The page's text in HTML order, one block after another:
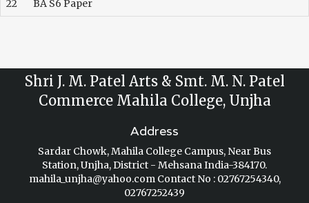
22 BA S6 Paper
Shri J. M. Patel Arts & Smt. M. N. Patel
Commerce Mahila College, Unjha
Address
Sardar Chowk, Mahila College Campus, Near Bus
Station, Unjha, District - Mehsana India-384170.
mahila_unjha@yahoo.comContact No : 02767254340,
02767252439